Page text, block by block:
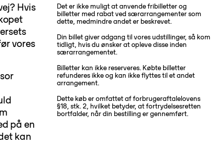
Hvis
vores
på en
kan
Det er ikke muligt at anvende fribilletter og
billetter med rabat ved særarrangementer som
dette, medmindre andet er beskrevet.
Din billet giver adgang til vores udstillinger, så kom
tidligt, hvis du ønsker at opleve disse inden
særarrangementet.
Billetter kan ikke reserveres. Købte billetter
refunderes ikke og kan ikke flyttes til et andet
arrangement.
Dette køb er omfattet af forbrugeraftalelovens
§18, stk. 2, hvilket betyder, at fortrydelsesretten
bortfalder, når din bestilling er gennemført.